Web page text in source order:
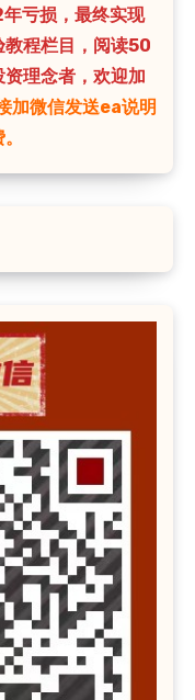
亏损，最终实现
教程栏目，阅读50
理念者，欢迎加
加微信发送ea说明